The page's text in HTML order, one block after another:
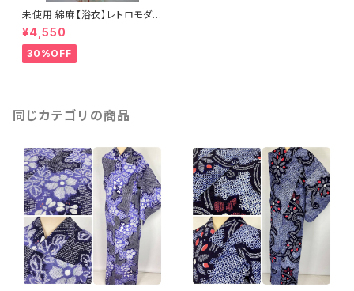
未使用 綿麻【浴衣】レトロモダン
蔦の葉 オレンジ 白 水色 009
¥4,550
30%OFF
同じカテゴリの商品